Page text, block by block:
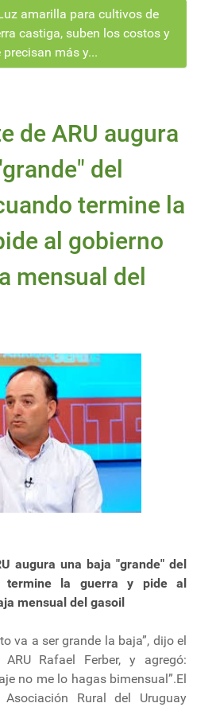
amarilla para cultivos de
castiga, suben los costos y
precisan más y...
de ARU augura
del
termine la
al gobierno
mensual del
augura una baja "grande" del
termine la guerra y pide al
mensual del gasoil
va a ser grande la baja”, dijo el
Rafael Ferber, y agregó:
no me lo hagas bimensual”.El
Rural del Uruguay